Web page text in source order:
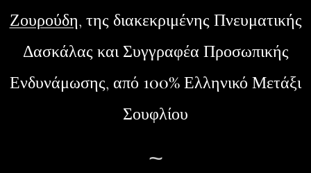
Ζουρούδη, της διακεκριμένης Πνευματικής
Δασκάλας και Συγγραφέα Προσωπικής
Ενδυνάμωσης, από 100% Ελληνικό Μετάξι
Σουφλίου
~